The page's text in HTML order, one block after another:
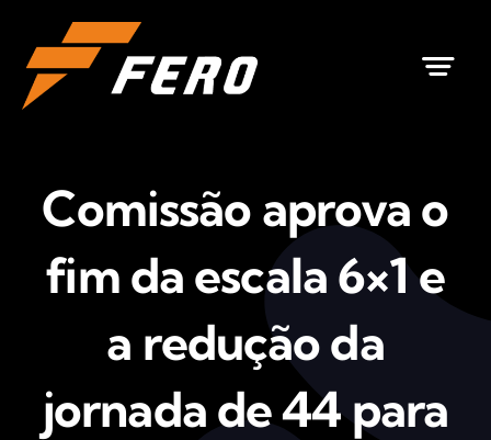
para
conteúdo
Comissão aprova o
fim da escala 6×1 e
a redução da
jornada de 44 para